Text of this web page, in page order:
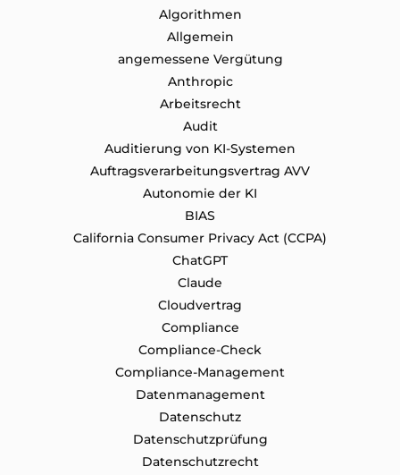
Algorithmen
Allgemein
angemessene Vergütung
Anthropic
Arbeitsrecht
Audit
Auditierung von KI-Systemen
Auftragsverarbeitungsvertrag AVV
Autonomie der KI
BIAS
California Consumer Privacy Act (CCPA)
ChatGPT
Claude
Cloudvertrag
Compliance
Compliance-Check
Compliance-Management
Datenmanagement
Datenschutz
Datenschutzprüfung
Datenschutz​recht